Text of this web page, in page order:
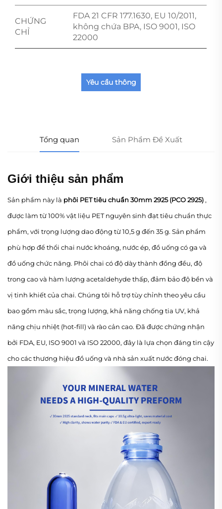
CHỨNG
CHỈ
FDA 21 CFR 177.1630, EU 10/2011,
không chứa BPA, ISO 9001, ISO
22000
Yêu cầu thông
Tổng quan Sản Phẩm Đề Xuất
Giới thiệu sản phẩm
Sản phẩm này là phôi PET tiêu chuẩn 30mm 2925 (PCO 2925),
được làm từ 100% vật liệu PET nguyên sinh đạt tiêu chuẩn thực
phẩm, với trọng lượng dao động từ 10,5 g đến 35 g. Sản phẩm
phù hợp để thổi chai nước khoáng, nước ép, đồ uống có ga và
đồ uống chức năng. Phôi chai có độ dày thành đồng đều, độ
trong cao và hàm lượng acetaldehyde thấp, đảm bảo độ bền và
vị tinh khiết của chai. Chúng tôi hỗ trợ tùy chỉnh theo yêu cầu
bao gồm màu sắc, trọng lượng, khả năng chống tia UV, khả
năng chịu nhiệt (hot-fill) và rào cản cao. Đã được chứng nhận
bởi FDA, EU, ISO 9001 và ISO 22000, đây là lựa chọn đáng tin cậy
cho các thương hiệu đồ uống và nhà sản xuất nước đóng chai.